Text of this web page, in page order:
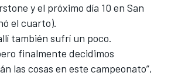
y el próximo día 10 en San
el cuarto).
también sufrí un poco.
finalmente decidimos
las cosas en este campeonato”,